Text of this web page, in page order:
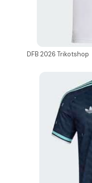
DFB 2026 Trikotshop